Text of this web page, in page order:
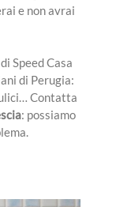
e non avrai
Speed Casa
di Perugia:
Contatta
: possiamo